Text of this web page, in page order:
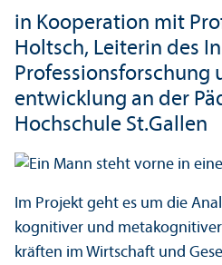
in Kooperation mit
Holtsch, Leiterin des
entwicklung an der
Hochschule St.Gallen
Im Projekt geht es um die
kognitiver und
kräften im Wirtschaft und